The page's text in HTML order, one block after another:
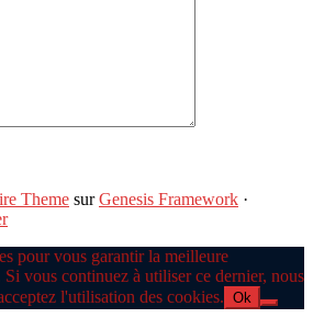
Theme surGenesis Framework ·
pour vous garantir la meilleure
vous continuez à utiliser ce dernier, nous
l'utilisation des cookies. Ok